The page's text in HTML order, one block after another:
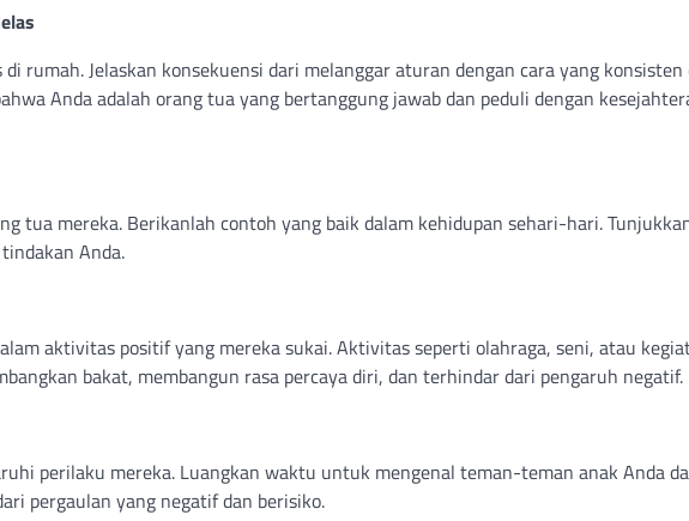
rumah. Jelaskan konsekuensi dari melanggar aturan dengan cara yang konsisten
Anda adalah orang tua yang bertanggung jawab dan peduli dengan
tua mereka. Berikanlah contoh yang baik dalam kehidupan sehari-hari.
Anda.
aktivitas positif yang mereka sukai. Aktivitas seperti olahraga, seni, atau
bakat, membangun rasa percaya diri, dan terhindar dari pengaruh negatif.
perilaku mereka. Luangkan waktu untuk mengenal teman-teman anak Anda
pergaulan yang negatif dan berisiko.